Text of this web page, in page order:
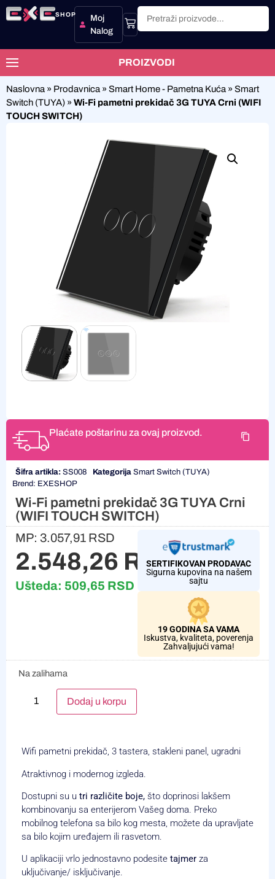
SHOP
Moj
Nalog
PROIZVODI
Naslovna » Prodavnica » Smart Home - Pametna Kuća » Smart
Switch (TUYA) » Wi-Fi pametni prekidač 3G TUYA Crni (WIFI
TOUCH SWITCH)
Plaćate poštarinu za ovaj proizvod.
Šifra artikla: SS008 Kategorija Smart Switch (TUYA)
Brend: EXESHOP
Wi-Fi pametni prekidač 3G TUYA Crni
(WIFI TOUCH SWITCH)
MP: 3.057,91 RSD
2.548,26 RSD
Ušteda: 509,65 RSD
SERTIFIKOVAN PRODAVAC
Sigurna kupovina na našem
sajtu
19 GODINA SA VAMA
Iskustva, kvaliteta, poverenja
Zahvaljujući vama!
Na zalihama
Dodaj u korpu
Wifi pametni prekidač, 3 tastera, stakleni panel, ugradni
Atraktivnog i modernog izgleda.
Dostupni su u tri različite boje, što doprinosi lakšem
kombinovanju sa enterijerom Vašeg doma. Preko
mobilnog telefona sa bilo kog mesta, možete da upravljate
sa bilo kojim uređajem ili rasvetom.
U aplikaciji vrlo jednostavno podesite tajmer za
uključivanje/ isključivanje.